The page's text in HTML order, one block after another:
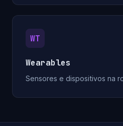
WT
Wearables
Sensores e dispositivos na